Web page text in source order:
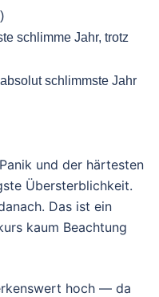
schlimme Jahr, trotz
schlimmste Jahr
und der härtesten
Übersterblichkeit.
Das ist ein
kaum Beachtung
hoch — da